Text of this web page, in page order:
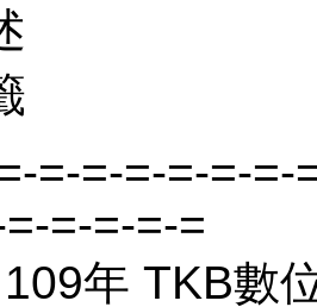
=-=-=-=-=-
=-=-=-=
年 TKB數